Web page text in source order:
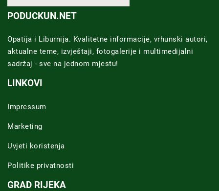
PODUCKUN.NET
Opatija i Liburnija. Kvalitetne informacije, vrhunski autori,
aktualne teme, izvještaji, fotogalerije i multimedijalni
sadržaj - sve na jednom mjestu!
LINKOVI
Impressum
Marketing
Uvjeti koristenja
Politike privatnosti
GRAD RIJEKA